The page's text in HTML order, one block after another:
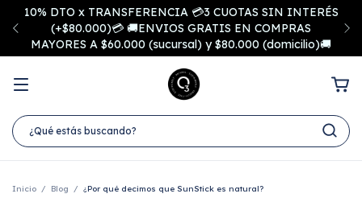
10% DTO x TRANSFERENCIA 💳3 CUOTAS SIN INTERÉS
(+$80.000)💳 🚚ENVIOS GRATIS EN COMPRAS
MAYORES A $60.000 (sucursal) y $80.000 (domicilio)🚚
Inicio / Blog / ¿Por qué decimos que SunStick es natural?